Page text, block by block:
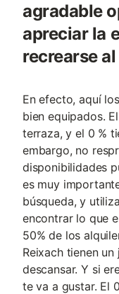
agradable
apreciar la
recrearse
En efecto, aquí
bien equipados.
terraza, y el 0 %
embargo, no
disponibilidades
es muy
búsqueda, y
encontrar lo que
50% de los
Reixach tienen
descansar. Y si
te va a gustar. El